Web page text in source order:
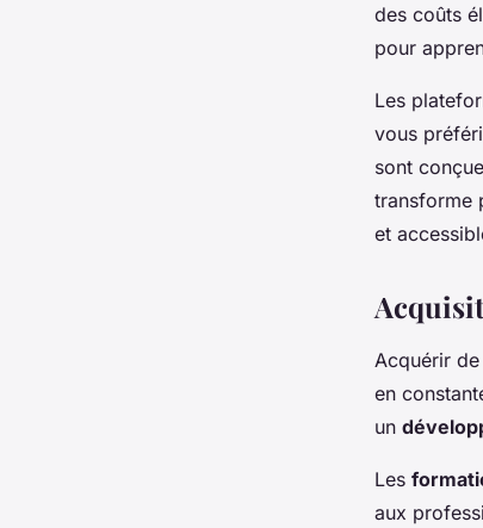
des coûts
pour
Les
vous
sont
transforme
et
Acquérir
en
un
Les
aux